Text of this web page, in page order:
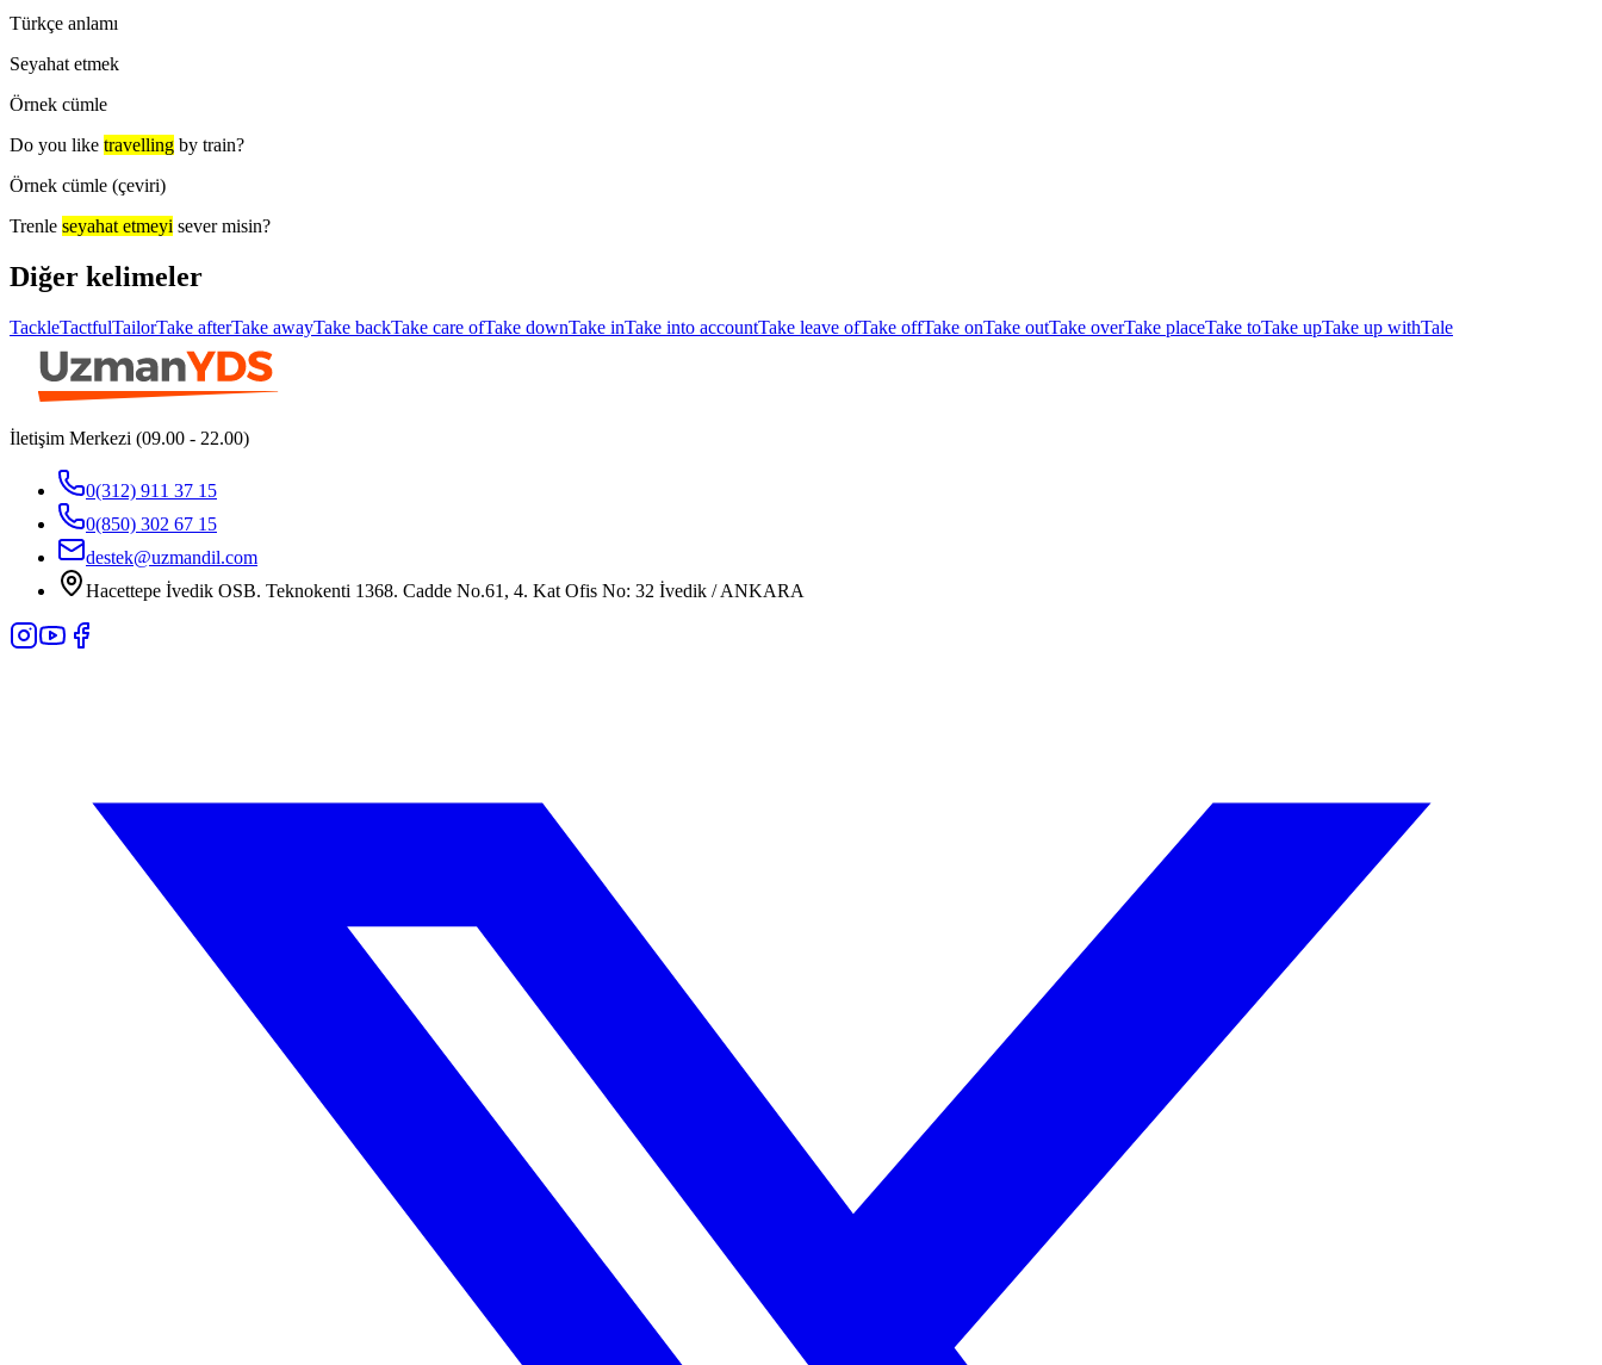
Türkçe anlamı
Seyahat etmek
Örnek cümle
Do you like travelling by train?
Örnek cümle (çeviri)
Trenle seyahat etmeyi sever misin?
Diğer kelimeler
TackleTactfulTailorTake afterTake awayTake backTake care ofTake downTake inTake into accountTake leave ofTake offTake onTake outTake overTake placeTake toTake upTake up withTale
İletişim Merkezi (09.00 - 22.00)
0(312) 911 37 15
0(850) 302 67 15
destek@uzmandil.com
Hacettepe İvedik OSB. Teknokenti 1368. Cadde No.61, 4. Kat Ofis No: 32 İvedik / ANKARA